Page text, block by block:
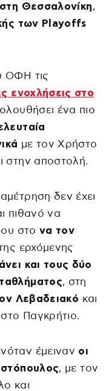
Θεσσαλονίκη,
των Playoffs
ΟΦΗ τις
ενοχλήσεις στο
ένα πιο
με τον Χρήστο
στην αποστολή.
δεν έχει
πιθανό να
στο να τον
ερχόμενης
και τους δύο
, στη
Λεβαδειακό και
στο Παγκρήτιο.
έμειναν οι
, με τον
και